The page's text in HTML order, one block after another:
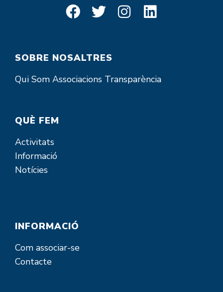
SOBRE NOSALTRES
Qui Som Associacions Transparència
QUÈ FEM
Activitats
Informació
Notícies
INFORMACIÓ
Com associar-se
Contacte